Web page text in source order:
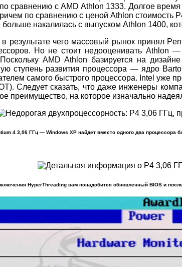
сравнению с AMD Athlon 1333. Долгое
по сравнению с ценой Athlon
накалилась с выпуском Athlon 1400,
чего массовый рынок принял
Но не стоит недооценивать Athlon
AMD Athlon базируется на
ступень развития процессора — ядро
самого быстрого процессора. Intel уже
Следует сказать, что даже инженеры
преимущество, на которое изначально
4 3,06 ГГц — Windows XP найдет вместо одного два процессора
HyperThreading вам понадобится обновленный BIOS и